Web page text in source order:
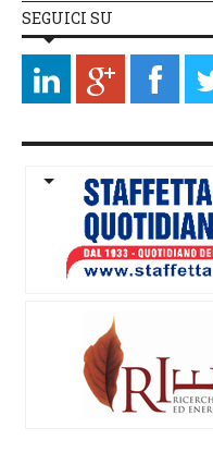
SEGUICI SU